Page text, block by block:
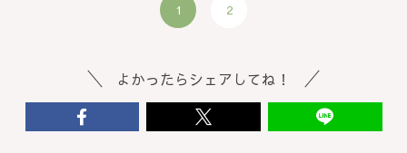
1 2
よかったらシェアしてね！